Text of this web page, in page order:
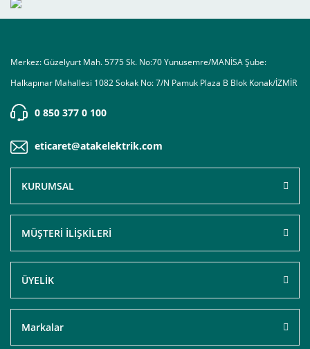
Merkez: Güzelyurt Mah. 5775 Sk. No:70 Yunusemre/MANİSA Şube:
Halkapınar Mahallesi 1082 Sokak No: 7/N Pamuk Plaza B Blok Konak/İZMİR
0 850 377 0 100
eticaret@atakelektrik.com
KURUMSAL
MÜŞTERİ İLİŞKİLERİ
ÜYELİK
Markalar